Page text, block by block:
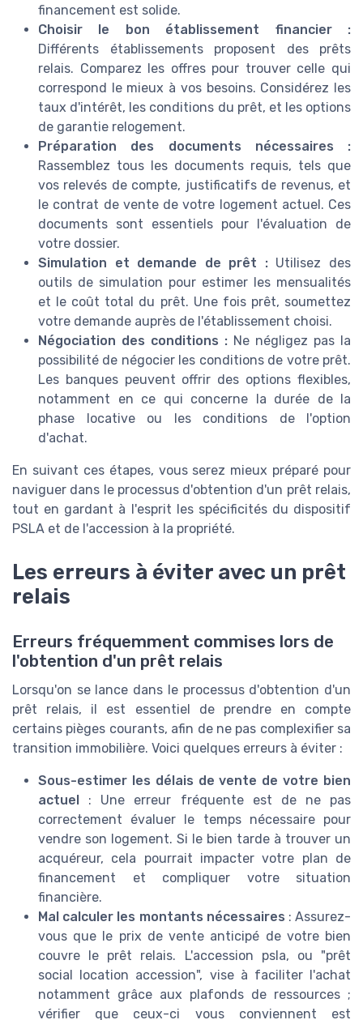
financement est solide.
Choisir le bon établissement financier :
Différents établissements proposent des prêts
relais. Comparez les offres pour trouver celle qui
correspond le mieux à vos besoins. Considérez les
taux d'intérêt, les conditions du prêt, et les options
de garantie relogement.
Préparation des documents nécessaires :
Rassemblez tous les documents requis, tels que
vos relevés de compte, justificatifs de revenus, et
le contrat de vente de votre logement actuel. Ces
documents sont essentiels pour l'évaluation de
votre dossier.
Simulation et demande de prêt :Utilisez des
outils de simulation pour estimer les mensualités
et le coût total du prêt. Une fois prêt, soumettez
votre demande auprès de l'établissement choisi.
Négociation des conditions : Ne négligez pas la
possibilité de négocier les conditions de votre prêt.
Les banques peuvent offrir des options flexibles,
notamment en ce qui concerne la durée de la
phase locative ou les conditions de l'option
d'achat.
En suivant ces étapes, vous serez mieux préparé pour
naviguer dans le processus d'obtention d'un prêt relais,
tout en gardant à l'esprit les spécificités du dispositif
PSLA et de l'accession à la propriété.
Les erreurs à éviter avec un prêt
relais
Erreurs fréquemment commises lors de
l'obtention d'un prêt relais
Lorsqu'on se lance dans le processus d'obtention d'un
prêt relais, il est essentiel de prendre en compte
certains pièges courants, afin de ne pas complexifier sa
transition immobilière. Voici quelques erreurs à éviter :
Sous-estimer les délais de vente de votre bien
actuel
: Une erreur fréquente est de ne pas
correctement évaluer le temps nécessaire pour
vendre son logement. Si le bien tarde à trouver un
acquéreur, cela pourrait impacter votre plan de
financement et compliquer votre situation
financière.
Mal calculer les montants nécessaires : Assurez-
vous que le prix de vente anticipé de votre bien
couvre le prêt relais. L'accession psla, ou "prêt
social location accession", vise à faciliter l'achat
notamment grâce aux plafonds de ressources ;
vérifier que ceux-ci vous conviennent est